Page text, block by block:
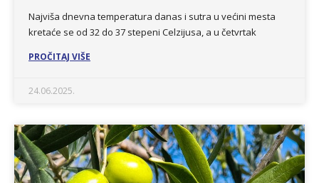
Najviša dnevna temperatura danas i sutra u većini mesta
kretaće se od 32 do 37 stepeni Celzijusa, a u četvrtak
PROČITAJ VIŠE
24.06.2025.